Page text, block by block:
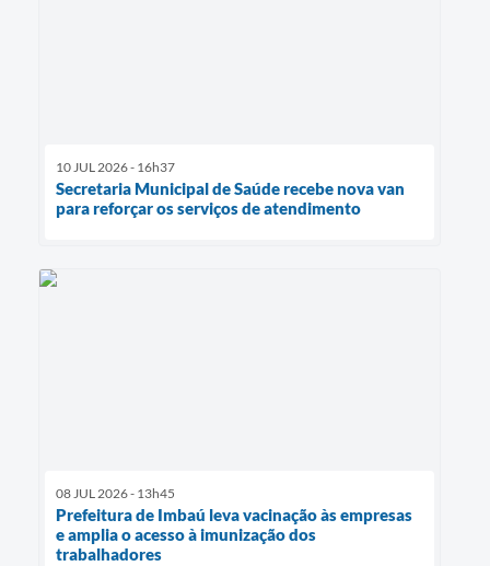
10 JUL 2026 - 16h37
Secretaria Municipal de Saúde recebe nova van
para reforçar os serviços de atendimento
08 JUL 2026 - 13h45
Prefeitura de Imbaú leva vacinação às empresas
e amplia o acesso à imunização dos
trabalhadores